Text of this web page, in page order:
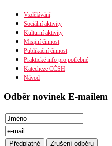
Diecéze
Ústřední rada
Husitská fakulta
Vzdělávání
Sociální aktivity
Kulturní aktivity
Misijní činnost
Publikační činnost
Praktické info pro potřebné
Katecheze CČSH
Návod
Odběr novinek E-mailem